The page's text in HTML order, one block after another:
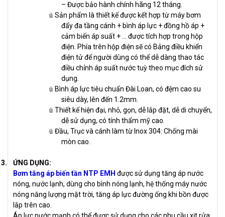
– Được bảo hành chính hãng 12 tháng.
ü Sản phẩm là thiết kế được kết hợp từ máy bơm
đẩy đa tầng cánh + bình áp lực + đồng hồ áp +
cảm biến áp suất + … được tích hợp trong hộp
điện. Phía trên hộp điện sẽ có Bảng điều khiển
điện tử để người dùng có thể dễ dàng thao tác
điều chỉnh áp suất nước tuỳ theo mục đích sử
dụng.
ü Bình áp lực tiêu chuẩn Đài Loan, có đệm cao su
siêu dày, lên đến 1.2mm.
ü Thiết kế hiện đại, nhỏ, gọn, dễ lắp đặt, dễ di chuyển,
dễ sử dụng, có tính thẩm mỹ cao.
ü Đầu, Trục và cánh làm từ Inox 304: Chống mài
mòn cao.
3.
ỨNG DỤNG:
Bơm tăng áp biến tần NTP EMH được sử dụng tăng áp nước
nóng, nước lạnh, dùng cho bình nóng lạnh, hệ thống máy nước
nóng năng lượng mặt trời, tăng áp lực đường ống khi bồn được
lắp trên cao.